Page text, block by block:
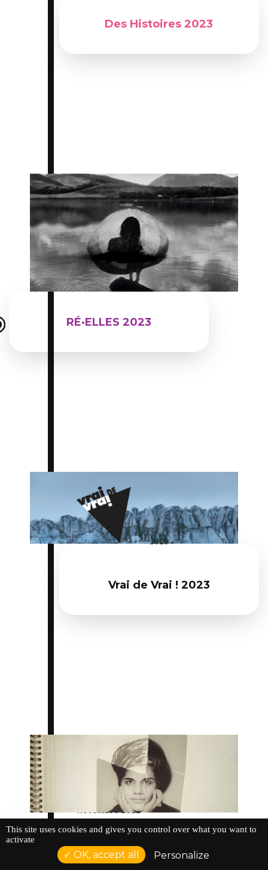
Des Histoires 2023
Du 04 mars 2023 au 12 mars 2023
RÉ·ELLES 2023
Du 03 février 2023 au 05 février
2023
Vrai de Vrai ! 2023
Du 01 novembre 2022 au 30
novembre 2022
Mois du doc 2022
This site uses cookies and gives you control over what you want to
activate
OK, accept all Personalize